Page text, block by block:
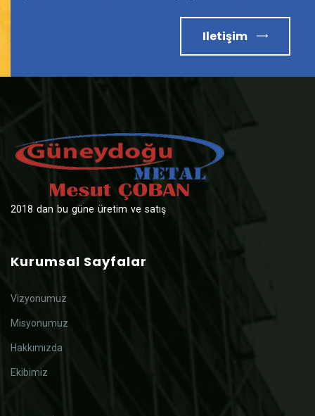
Iletişim
2018 dan bu güne üretim ve satış
Kurumsal Sayfalar
Vizyonumuz
Misyonumuz
Hakkımızda
Ekibimiz